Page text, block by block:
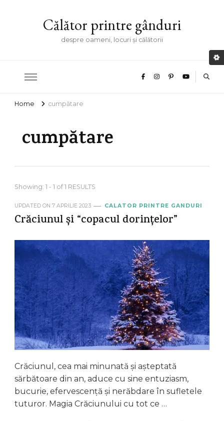
Călător printre gânduri
despre oameni, locuri și călătorii
Home cumpătare
cumpătare
Showing: 1 - 1 of 1 RESULTS
UPDATED ON 7 APRILIE 2023 CALATOR PRINTRE GANDURI
Crăciunul și “copacul dorințelor”
Crăciunul, cea mai minunată şi așteptată
sărbătoare din an, aduce cu sine entuziasm,
bucurie, efervescență şi nerăbdare în sufletele
tuturor. Magia Crăciunului cu tot ce …